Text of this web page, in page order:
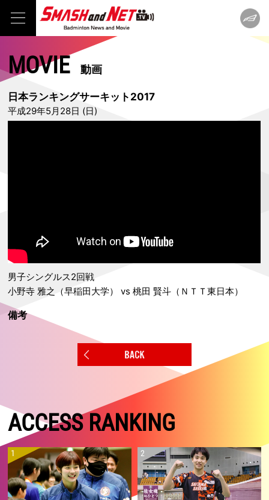
MOVIE動画
日本ランキングサーキット2017
平成29年5月28日 (日)
男子シングルス2回戦
小野寺 雅之（早稲田大学） vs 桃田 賢斗（ＮＴＴ東日本）
備考
ACCESS RANKING